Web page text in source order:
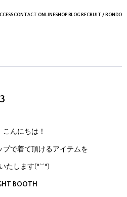
CONTACT ONLINESHOP BLOG RECRUIT / RONDO
こんにちは！
プで着て頂けるアイテムを
たします(*^^*)
BOOTH